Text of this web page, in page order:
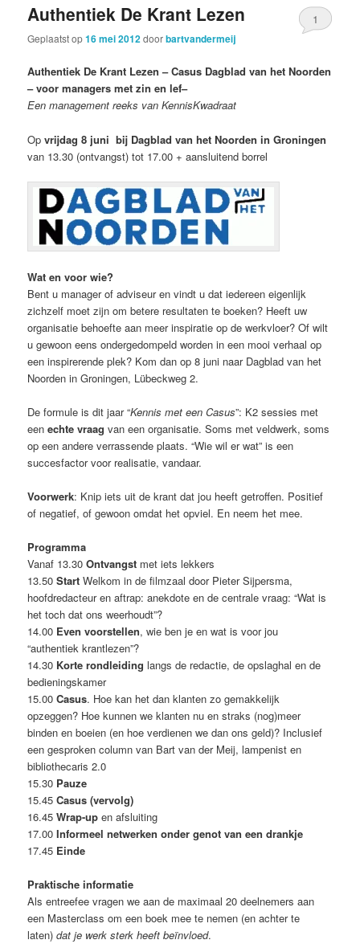
Authentiek De Krant Lezen
Geplaatst op16 mei 2012doorbartvandermeij
1
Authentiek De Krant Lezen – Casus Dagblad van het Noorden
– voor managers met zin en lef–
Een management reeks van KennisKwadraat
Opvrijdag 8 junibij Dagblad van het Noorden in Groningen
van 13.30 (ontvangst) tot 17.00 + aansluitend borrel
Wat en voor wie?
Bent u manager of adviseur en vindt u dat iedereen eigenlijk
zichzelf moet zijn om betere resultaten te boeken? Heeft uw
organisatie behoefte aan meer inspiratie op de werkvloer? Of wilt
u gewoon eens ondergedompeld worden in een mooi verhaal op
een inspirerende plek? Kom dan op 8 juni naar Dagblad van het
Noorden in Groningen, Lübeckweg 2.
De formule is dit jaar “Kennis met een Casus”: K2 sessies met
eenechte vraag van een organisatie. Soms met veldwerk, soms
op een andere verrassende plaats. “Wie wil er wat” is een
succesfactor voor realisatie, vandaar.
Voorwerk: Knip iets uit de krant dat jou heeft getroffen. Positief
of negatief, of gewoon omdat het opviel. En neem het mee.
Programma
Vanaf 13.30Ontvangst met iets lekkers
13.50StartWelkom in de filmzaal door Pieter Sijpersma,
hoofdredacteur en aftrap: anekdote en de centrale vraag: “Wat is
het toch dat ons weerhoudt”?
14.00 Even voorstellen, wie ben je en wat is voor jou
“authentiek krantlezen”?
14.30 Korte rondleiding langs de redactie, de opslaghal en de
bedieningskamer
15.00Casus. Hoe kan het dan klanten zo gemakkelijk
opzeggen? Hoe kunnen we klanten nu en straks (nog)meer
binden en boeien (en hoe verdienen we dan ons geld)? Inclusief
een gesproken column van Bart van der Meij, lampenist en
bibliothecaris 2.0
15.30 Pauze
15.45Casus (vervolg)
16.45Wrap-upen afsluiting
17.00Informeel netwerken onder genot van een drankje
17.45 Einde
Praktische informatie
Als entreefee vragen we aan de maximaal 20 deelnemers aan
een Masterclass om een boek mee te nemen (en achter te
laten)dat je werk sterk heeft beïnvloed.